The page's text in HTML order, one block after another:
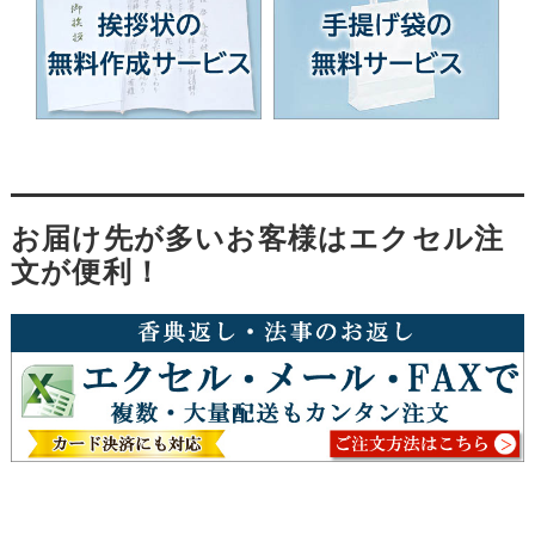
お届け先が多いお客様はエクセル注
文が便利！